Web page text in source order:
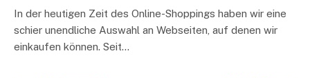
In der heutigen Zeit des Online-Shoppings haben wir eine
schier unendliche Auswahl an Webseiten, auf denen wir
einkaufen können. Seit…